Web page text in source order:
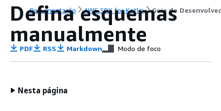
Documentação AWS SDK for Kotlin Guia do
Defina esquemas
manualmente
PDF RSS Markdown Modo de foco
Nesta página